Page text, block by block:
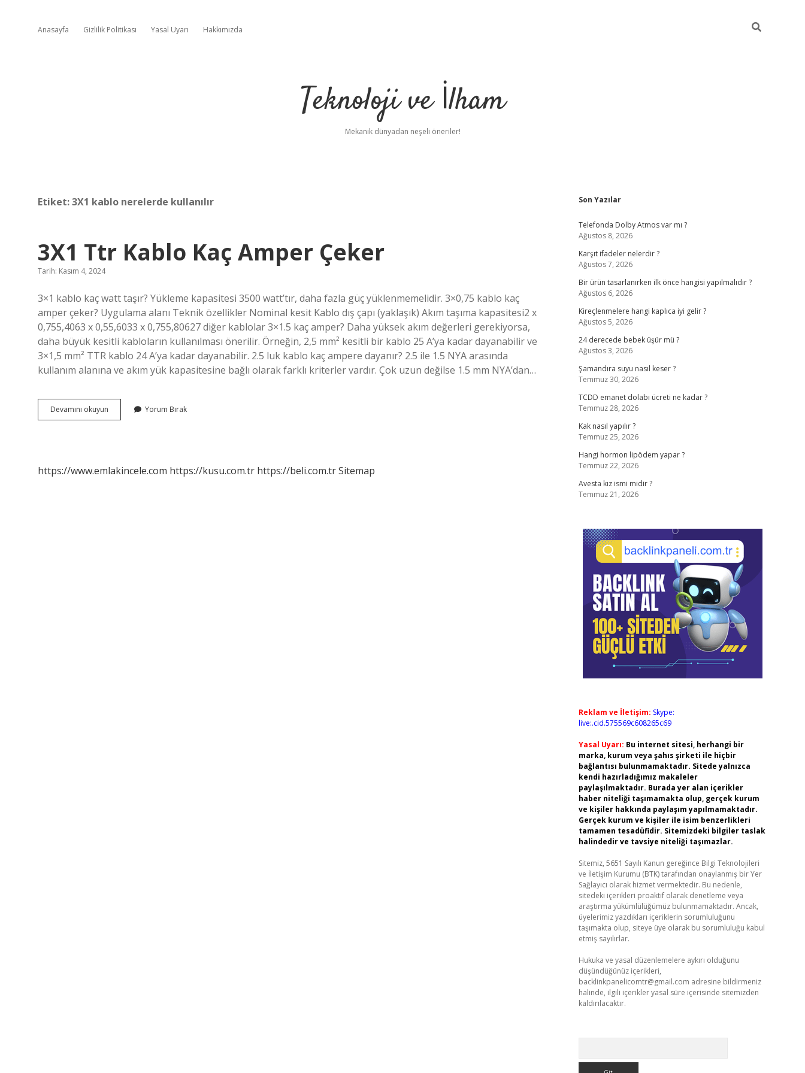
Anasayfa Gizlilik Politikası Yasal Uyarı Hakkımızda
Teknoloji ve İlham
Mekanik dünyadan neşeli öneriler!
Etiket:3X1 kablo nerelerde kullanılır
3X1 Ttr Kablo Kaç Amper Çeker
Tarih: Kasım 4, 2024
3×1 kablo kaç watt taşır? Yükleme kapasitesi 3500 watt’tır, daha fazla güç yüklenmemelidir. 3×0,75 kablo kaç
amper çeker? Uygulama alanı Teknik özellikler Nominal kesit Kablo dış çapı (yaklaşık) Akım taşıma kapasitesi2 x
0,755,4063 x 0,55,6033 x 0,755,80627 diğer kablolar 3×1.5 kaç amper? Daha yüksek akım değerleri gerekiyorsa,
daha büyük kesitli kabloların kullanılması önerilir. Örneğin, 2,5 mm² kesitli bir kablo 25 A’ya kadar dayanabilir ve
3×1,5 mm² TTR kablo 24 A’ya kadar dayanabilir. 2.5 luk kablo kaç ampere dayanır? 2.5 ile 1.5 NYA arasında
kullanım alanına ve akım yük kapasitesine bağlı olarak farklı kriterler vardır. Çok uzun değilse 1.5 mm NYA’dan…
Devamını okuyun
Ttr
Yorum Bırak
https://www.emlakincele.com https://kusu.com.tr https://beli.com.trSitemap
Sidebar
Son Yazılar
Telefonda Dolby Atmos var mı ?
Ağustos 8, 2026
Karşıt ifadeler nelerdir ?
Ağustos 7, 2026
Bir ürün tasarlanırken ilk önce hangisi yapılmalıdır ?
Ağustos 6, 2026
Kireçlenmelere hangi kaplıca iyi gelir ?
Ağustos 5, 2026
24 derecede bebek üşür mü ?
Ağustos 3, 2026
Şamandıra suyu nasıl keser ?
Temmuz 30, 2026
TCDD emanet dolabı ücreti ne kadar ?
Temmuz 28, 2026
Kak nasıl yapılır ?
Temmuz 25, 2026
Hangi hormon lipödem yapar ?
Temmuz 22, 2026
Avesta kız ismi midir ?
Temmuz 21, 2026
Reklam ve İletişim: Skype:
live:.cid.575569c608265c69
Yasal Uyarı: Bu internet sitesi, herhangi bir
marka, kurum veya şahıs şirketi ile hiçbir
bağlantısı bulunmamaktadır. Sitede yalnızca
kendi hazırladığımız makaleler
paylaşılmaktadır. Burada yer alan içerikler
haber niteliği taşımamakta olup, gerçek kurum
ve kişiler hakkında paylaşım yapılmamaktadır.
Gerçek kurum ve kişiler ile isim benzerlikleri
tamamen tesadüfidir. Sitemizdeki bilgiler taslak
halindedir ve tavsiye niteliği taşımazlar.
Sitemiz, 5651 Sayılı Kanun gereğince Bilgi Teknolojileri
ve İletişim Kurumu (BTK) tarafından onaylanmış bir Yer
Sağlayıcı olarak hizmet vermektedir. Bu nedenle,
sitedeki içerikleri proaktif olarak denetleme veya
araştırma yükümlülüğümüz bulunmamaktadır. Ancak,
üyelerimiz yazdıkları içeriklerin sorumluluğunu
taşımakta olup, siteye üye olarak bu sorumluluğu kabul
etmiş sayılırlar.
Hukuka ve yasal düzenlemelere aykırı olduğunu
düşündüğünüz içerikleri,
backlinkpanelicomtr@gmail.com adresine bildirmeniz
halinde, ilgili içerikler yasal süre içerisinde sitemizden
kaldırılacaktır.